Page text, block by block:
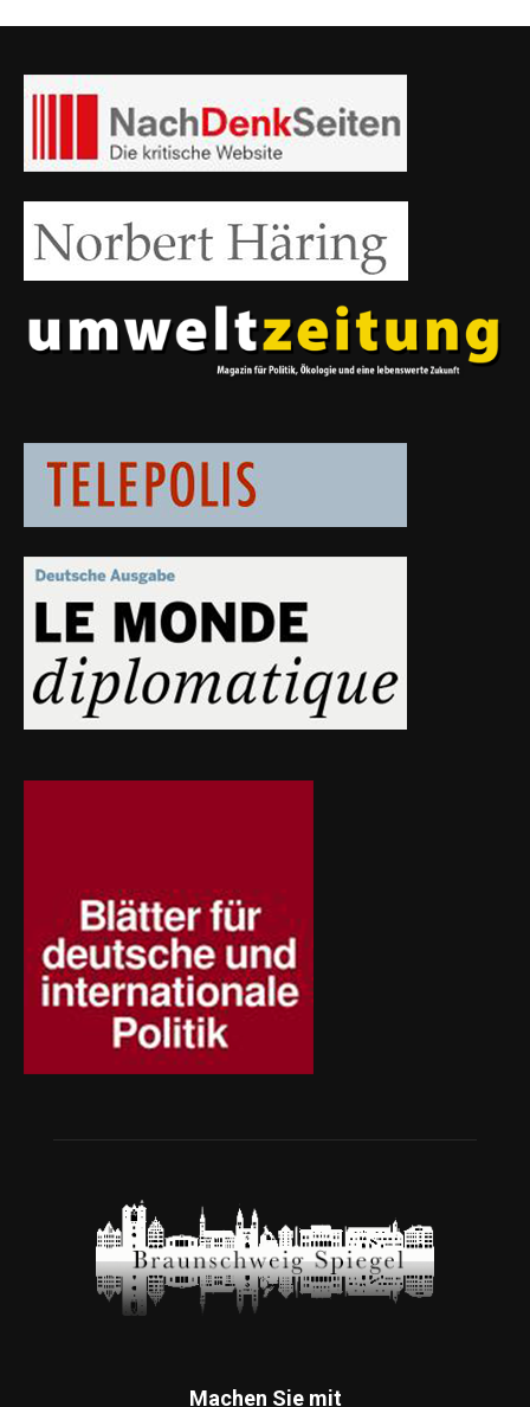
Machen Sie mit